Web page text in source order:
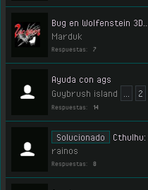
Bug en Wolfenstein
Marduk
Respuestas: 7
Ayuda con ags
Guybrush island
2
Respuestas: 14
Solucionado
rainos
Respuestas: 8